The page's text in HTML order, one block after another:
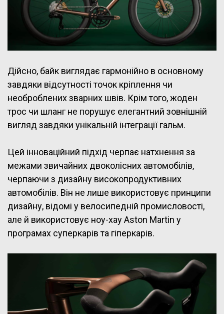
Дійсно, байк виглядає гармонійно в основному
завдяки відсутності точок кріплення чи
необроблених зварних швів. Крім того, жоден
трос чи шланг не порушує елегантний зовнішній
вигляд завдяки унікальній інтеграції гальм.
Цей інноваційний підхід черпає натхнення за
межами звичайних двоколісних автомобілів,
черпаючи з дизайну високопродуктивних
автомобілів. Він не лише використовує принципи
дизайну, відомі у велосипедній промисловості,
але й використовує ноу-хау Aston Martin у
програмах суперкарів та гіперкарів.